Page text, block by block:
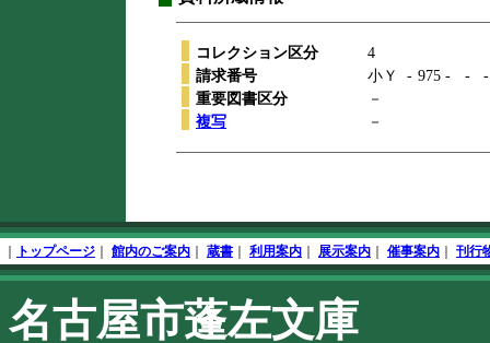
コレクション区分
4
請求番号
小Ｙ - 975 - -
-
重要図書区分
－
複写
－
文
終
了
フ
ッ
タ
始
トップページ 館内のご案内 蔵書 利用案内 展示案内 催事案内 刊行
こ
の
名古屋市蓬左文庫